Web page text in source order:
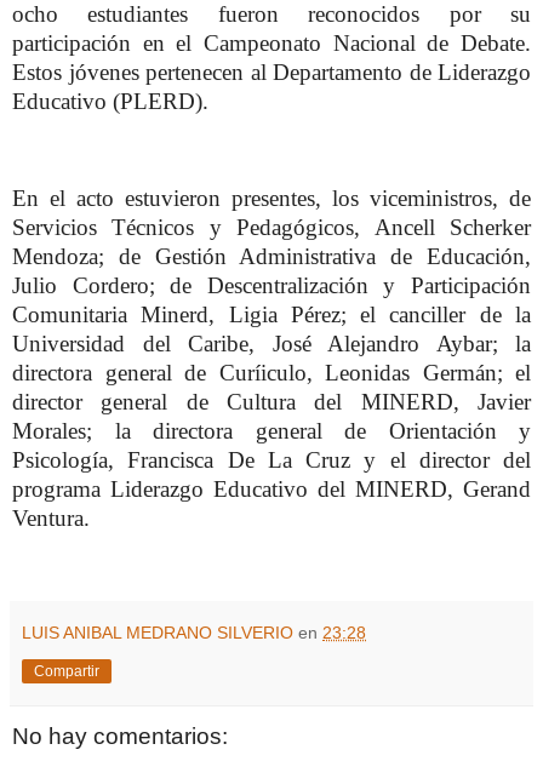
ocho estudiantes fueron reconocidos por su
participación en el Campeonato Nacional de Debate.
Estos jóvenes pertenecen al Departamento de Liderazgo
Educativo (PLERD).
En el acto estuvieron presentes, los viceministros, de
Servicios Técnicos y Pedagógicos, Ancell Scherker
Mendoza; de Gestión Administrativa de Educación,
Julio Cordero; de Descentralización y Participación
Comunitaria Minerd, Ligia Pérez; el canciller de la
Universidad del Caribe, José Alejandro Aybar; la
directora general de Curíiculo, Leonidas Germán; el
director general de Cultura del MINERD, Javier
Morales; la directora general de Orientación y
Psicología, Francisca De La Cruz y el director del
programa Liderazgo Educativo del MINERD, Gerand
Ventura.
LUIS ANIBAL MEDRANO SILVERIO en 23:28
Compartir
No hay comentarios: